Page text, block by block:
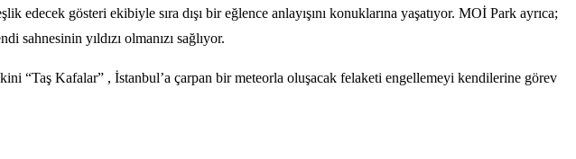
edecek gösteri ekibiyle sıra dışı bir eğlence anlayışını konuklarına yaşatıyor. MOİ Park ayrıca;
sahnesinin yıldızı olmanızı sağlıyor.
“Taş Kafalar” , İstanbul’a çarpan bir meteorla oluşacak felaketi engellemeyi kendilerine görev